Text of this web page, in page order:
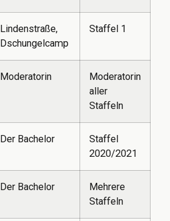
Lindenstraße,
Dschungelcamp
Staffel 1
Moderatorin
Moderatorin
aller
Staffeln
Der Bachelor
Staffel
2020/2021
Der Bachelor
Mehrere
Staffeln